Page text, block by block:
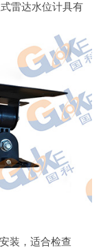
雷达水位计具有
装，适合检查